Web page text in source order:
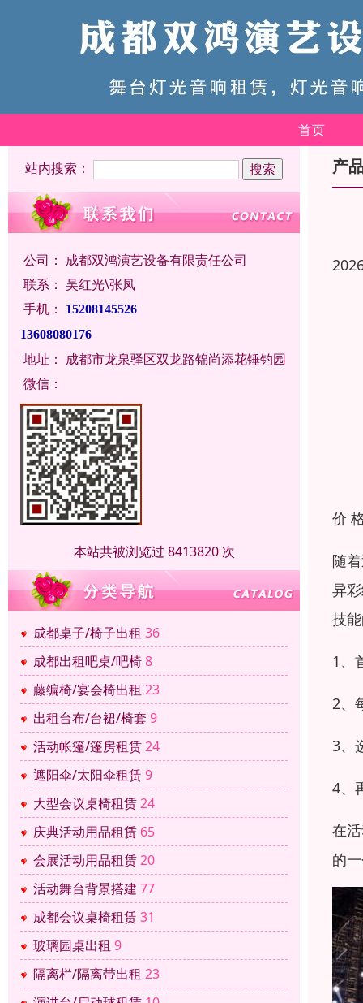
首页
站内搜索：
公司： 成都双鸿演艺设备有限责任公司
联系： 吴红光\张凤
手机：
15208145526
13608080176
地址： 成都市龙泉驿区双龙路锦尚添花锤钓园
微信：
本站共被浏览过 8413820 次
成都桌子/椅子出租 36
成都出租吧桌/吧椅8
藤编椅/宴会椅出租 23
出租台布/台裙/椅套 9
活动帐篷/篷房租赁24
遮阳伞/太阳伞租赁9
大型会议桌椅租赁24
庆典活动用品租赁 65
会展活动用品租赁20
活动舞台背景搭建 77
成都会议桌椅租赁31
玻璃园桌出租 9
隔离栏/隔离带出租 23
产
价
随
异
技
1、
2、
3、
4、
在
的